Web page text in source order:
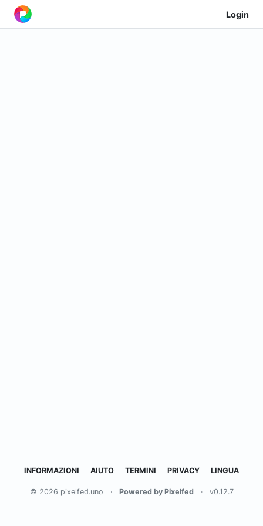
Login
INFORMAZIONI AIUTO TERMINI PRIVACY LINGUA
© 2026 pixelfed.uno · Powered by Pixelfed · v0.12.7